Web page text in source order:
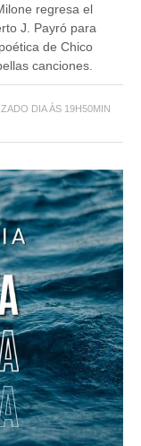
regresa el
J. Payró para
de Chico
canciones.
DIA ÀS 19H50MIN